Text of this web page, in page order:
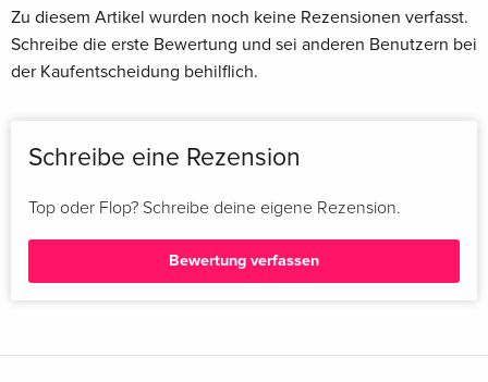
Zu diesem Artikel wurden noch keine Rezensionen verfasst.
Schreibe die erste Bewertung und sei anderen Benutzern bei
der Kaufentscheidung behilflich.
Schreibe eine Rezension
Top oder Flop? Schreibe deine eigene Rezension.
Bewertung verfassen